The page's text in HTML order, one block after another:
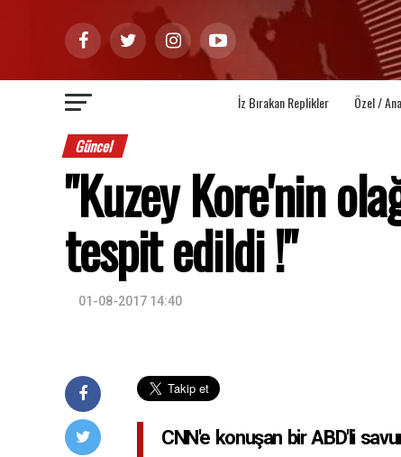
İz Bırakan Replikler Özel /
Güncel
"Kuzey Kore'nin
tespit edildi !"
01-08-2017 14:40
CNN'e konuşan bir ABD'li